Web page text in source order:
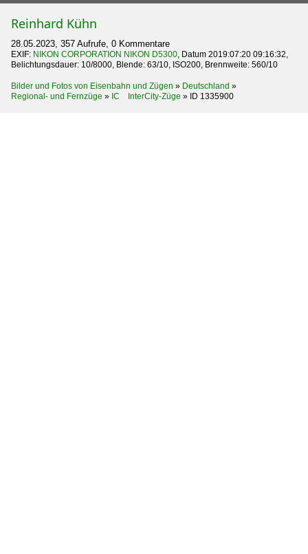
Reinhard Kühn
28.05.2023, 357 Aufrufe, 0 Kommentare
EXIF: NIKON CORPORATION NIKON D5300, Datum 2019:07:20 09:16:32,
Belichtungsdauer: 10/8000, Blende: 63/10, ISO200, Brennweite: 560/10
Bilder und Fotos von Eisenbahn und Zügen » Deutschland »
Regional- und Fernzüge » IC InterCity-Züge » ID 1335900